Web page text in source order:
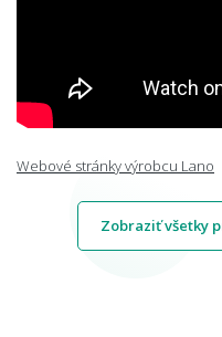
Webové stránky výrobcu Lano
Zobraziť všetky